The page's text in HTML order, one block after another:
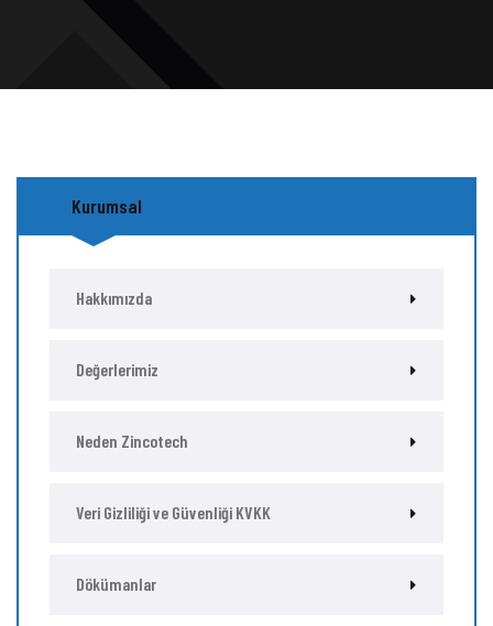
Kurumsal
Hakkımızda
Değerlerimiz
Neden Zincotech
Veri Gizliliği ve Güvenliği KVKK
Dökümanlar